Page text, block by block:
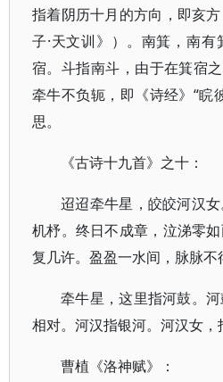
指着阴历十月的方向，即亥
子·天文训》）。南箕，南
宿。斗指南斗，由于在箕宿之
牵牛不负轭，即《诗经》“睆
思。
《古诗十九首》之十：
迢迢牵牛星，皎皎河汉
机杼。终日不成章，泣涕零
复几许。盈盈一水间，脉脉不
牵牛星，这里指河鼓。
相对。河汉指银河。河汉女，
曹植《洛神赋》：